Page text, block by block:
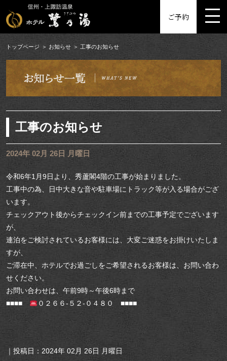
ご予約
トップページ お知らせ 工事のお知らせ
工事のお知らせ
2024年 02月 26日 月曜日
令和6年1月9日より、秀蘆閣4階の工事が始まりました。
工事中の為、日中大きな音や駐車場にトラック等が入る場合がござ
います。
チェックアウト後からチェックイン前までの工事予定でございます
が、
連泊をご検討されているお客様には、大変ご迷惑をお掛けいたしま
すが、
ご滞在中、ホテルでお過ごしをご希望されるお客様は、お問い合わ
せください。
お問い合わせは、午前9時～午後6時まで
■■■■
０２６６-５２-０４８０ ■■■■
｜投稿日：2024年 02月 26日 月曜日